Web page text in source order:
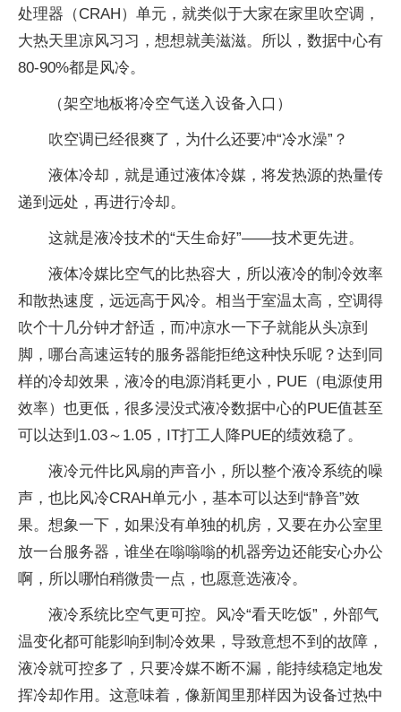
处理器（CRAH）单元，就类似于大家在家里吹空调，
大热天里凉风习习，想想就美滋滋。所以，数据中心有
80-90%都是风冷。
（架空地板将冷空气送入设备入口）
吹空调已经很爽了，为什么还要冲“冷水澡”？
液体冷却，就是通过液体冷媒，将发热源的热量传
递到远处，再进行冷却。
这就是液冷技术的“天生命好”——技术更先进。
液体冷媒比空气的比热容大，所以液冷的制冷效率
和散热速度，远远高于风冷。相当于室温太高，空调得
吹个十几分钟才舒适，而冲凉水一下子就能从头凉到
脚，哪台高速运转的服务器能拒绝这种快乐呢？达到同
样的冷却效果，液冷的电源消耗更小，PUE（电源使用
效率）也更低，很多浸没式液冷数据中心的PUE值甚至
可以达到1.03～1.05，IT打工人降PUE的绩效稳了。
液冷元件比风扇的声音小，所以整个液冷系统的噪
声，也比风冷CRAH单元小，基本可以达到“静音”效
果。想象一下，如果没有单独的机房，又要在办公室里
放一台服务器，谁坐在嗡嗡嗡的机器旁边还能安心办公
啊，所以哪怕稍微贵一点，也愿意选液冷。
液冷系统比空气更可控。风冷“看天吃饭”，外部气
温变化都可能影响到制冷效果，导致意想不到的故障，
液冷就可控多了，只要冷媒不断不漏，能持续稳定地发
挥冷却作用。这意味着，像新闻里那样因为设备过热中